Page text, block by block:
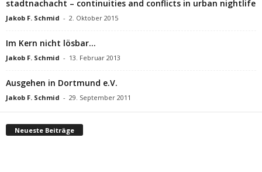
stadtnachacht – continuities and conflicts in urban nightlife
Jakob F. Schmid - 2. Oktober 2015
Im Kern nicht lösbar…
Jakob F. Schmid - 13. Februar 2013
Ausgehen in Dortmund e.V.
Jakob F. Schmid - 29. September 2011
Neueste Beiträge